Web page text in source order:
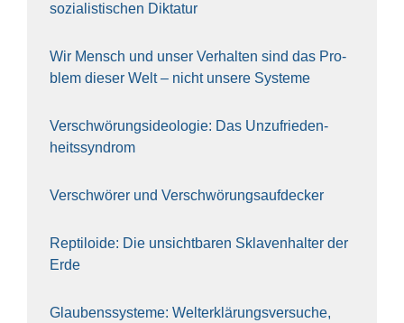
sozia­lis­ti­schen Dik­ta­tur
Wir Mensch und unser Ver­hal­ten sind das Pro­
blem die­ser Welt – nicht unse­re Sys‍te‍me
Ver­schwö­rungs­ideo­lo­gie: Das Unzufrieden­
heitssyndrom
Ver­schwö­rer und Verschwörungs­aufdecker
Rep­ti­lo­ide: Die unsicht­ba­ren Skla­ven­hal­ter der
Erde
Glau­bens­sys­te­me: Welt­erklä­rungs­ver­su­che,